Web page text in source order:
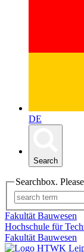
DE
Search
Searchbox.
Fakultät Bauwesen
Hochschule für
Fakultät Bauwesen